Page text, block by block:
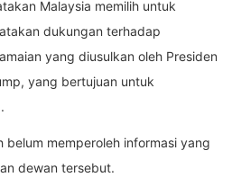
Malaysia memilih untuk
dukungan terhadap
yang diusulkan oleh Presiden
yang bertujuan untuk
belum memperoleh informasi yang
dewan tersebut.